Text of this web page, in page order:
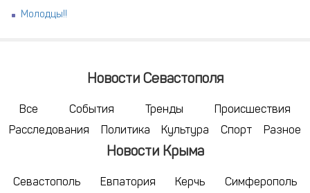
Молодцы!!
Новости Севастополя
Все События Тренды
Происшествия
Расследования
Политика Культура Спорт Разное
Новости Крыма
Севастополь Евпатория Керчь
Симферополь